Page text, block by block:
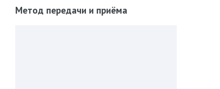
Метод передачи и приёма